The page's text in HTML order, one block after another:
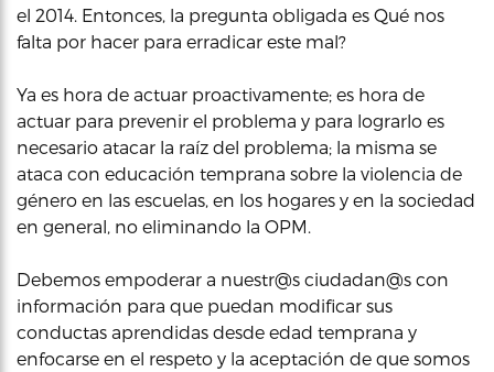
el 2014. Entonces, la pregunta obligada es Qué nos
falta por hacer para erradicar este mal?
Ya es hora de actuar proactivamente; es hora de
actuar para prevenir el problema y para lograrlo es
necesario atacar la raíz del problema; la misma se
ataca con educación temprana sobre la violencia de
género en las escuelas, en los hogares y en la sociedad
en general, no eliminando la OPM.
Debemos empoderar a nuestr@s ciudadan@s con
información para que puedan modificar sus
conductas aprendidas desde edad temprana y
enfocarse en el respeto y la aceptación de que somos